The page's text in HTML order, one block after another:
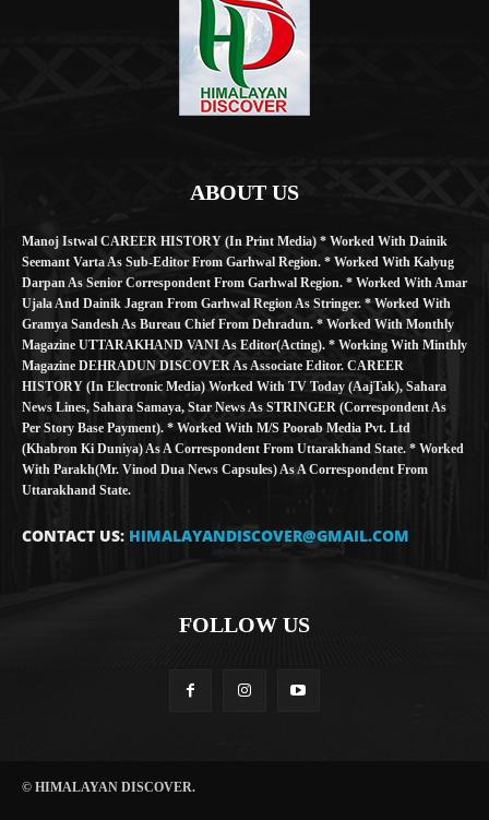
ABOUT US
Manoj Istwal CAREER HISTORY (in Print Media) * Worked With Dainik
Seemant Varta As Sub-Editor From Garhwal Region. * Worked With Kalyug
Darpan As Senior Correspondent From Garhwal Region. * Worked With Amar
Ujala And Dainik Jagran From Garhwal Region As Stringer. * Worked With
Gramya Sandesh As Bureau Chief From Dehradun. * Worked With Monthly
Magazine UTTARAKHAND VANI As Editor(Acting). * Working With Minthly
Magazine DEHRADUN DISCOVER As Associate Editor. CAREER
HISTORY (in Electronic Media) Worked With TV Today (AajTak), Sahara
News Lines, Sahara Samaya, Star News As STRINGER (Correspondent As
Per Story Base Payment). * Worked With M/S Poorab Media Pvt. Ltd
(Khabron Ki Duniya) As A Correspondent From Uttarakhand State. * Worked
With Parakh(Mr. Vinod Dua News Capsules) As A Correspondent From
Uttarakhand State.
CONTACT US: HIMALAYANDISCOVER@GMAIL.COM
FOLLOW US
© HIMALAYAN DISCOVER.